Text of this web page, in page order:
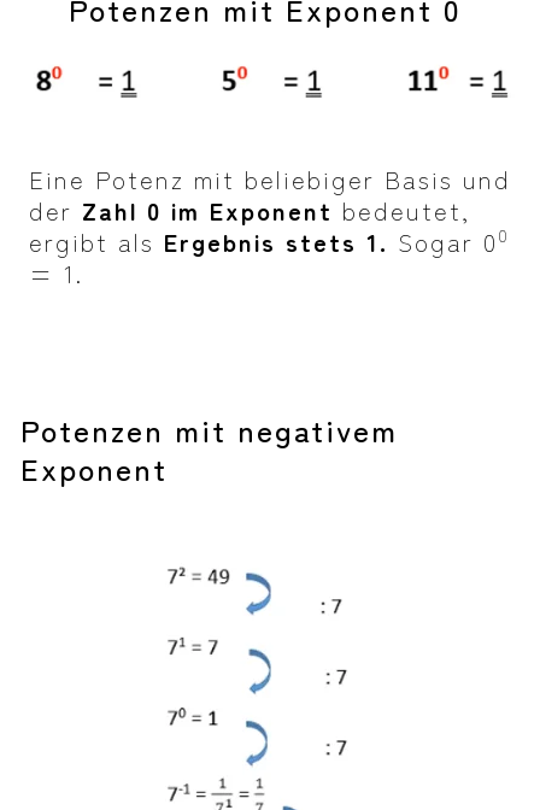
Eine Potenz mit beliebiger Basis und
der Zahl 0 im Exponent bedeutet,
ergibt als Ergebnis stets 1. Sogar 00
= 1.
Potenzen mit negativem
Exponent